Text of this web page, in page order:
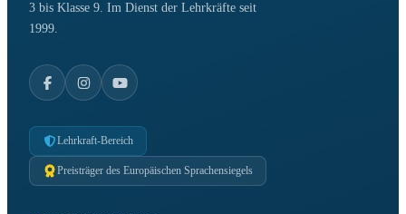
3 bis Klasse 9. Im Dienst der Lehrkräfte seit
1999.
Lehrkraft-Bereich
Preisträger des Europäischen Sprachensiegels